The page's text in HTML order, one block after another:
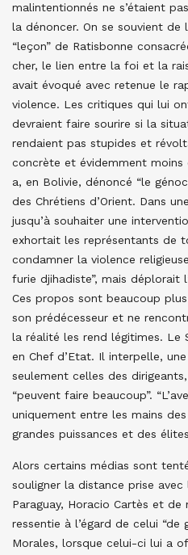
malintentionnés ne s’étaient
la dénoncer. On se souvient
“leçon” de Ratisbonne
cher, le lien entre la foi et la
avait évoqué avec retenue le
violence. Les critiques qui lui
devraient faire sourire si la
rendaient pas stupides et
concrète et évidemment moins
a, en Bolivie, dénoncé “le
des Chrétiens d’Orient. Dans
jusqu’à souhaiter une
exhortait les représentants de
condamner la violence
furie djihadiste”, mais déplorait
Ces propos sont beaucoup
son prédécesseur et ne
la réalité les rend légitimes. Le
en Chef d’Etat. Il interpelle,
seulement celles des
“peuvent faire beaucoup”.
uniquement entre les mains
grandes puissances et des
Alors certains médias sont
souligner la distance prise avec
Paraguay, Horacio Cartès et de
ressentie à l’égard de celui “de
Morales, lorsque celui-ci lui a